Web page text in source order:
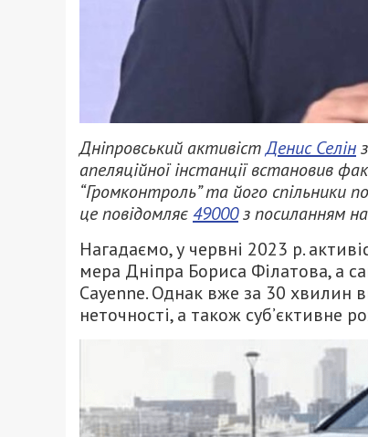
Дніпровський активістДенис Селін
апеляційної інстанції встановив
“Громконтроль” та його спільники
це повідомляє49000з посиланням на
Нагадаємо, у червні 2023 р.
мера Дніпра Бориса Філатова, а
Cayenne. Однак вже за 30 хвилин
неточності, а також суб’єктивне